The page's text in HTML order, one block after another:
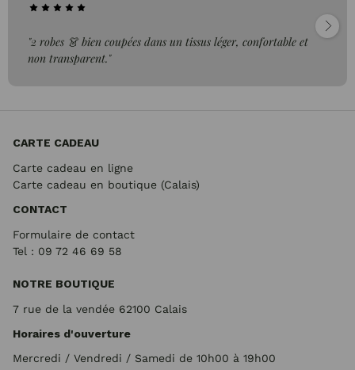
"2 robes 👗 bien coupées dans un tissus léger, confortable et
non transparent."
CARTE CADEAU
Carte cadeau en ligne
Carte cadeau en boutique (Calais)
CONTACT
Formulaire de contact
Tel : 09 72 46 69 58
NOTRE BOUTIQUE
7 rue de la vendée 62100 Calais
Horaires d'ouverture
Mercredi / Vendredi / Samedi de 10h00 à 19h00